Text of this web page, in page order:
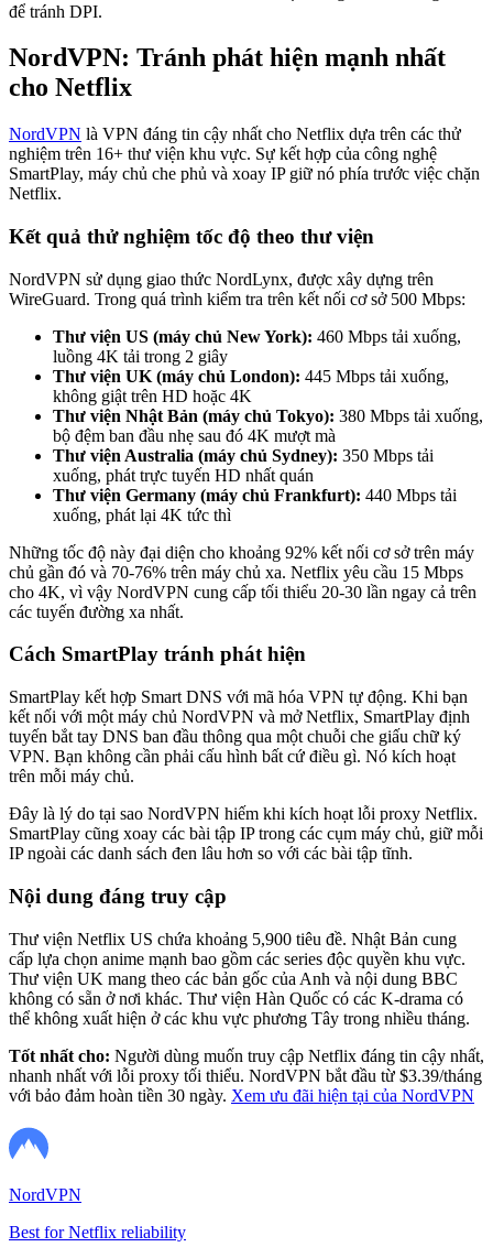
để tránh DPI.
NordVPN: Tránh phát hiện mạnh nhất
cho Netflix
NordVPN là VPN đáng tin cậy nhất cho Netflix dựa trên các thử
nghiệm trên 16+ thư viện khu vực. Sự kết hợp của công nghệ
SmartPlay, máy chủ che phủ và xoay IP giữ nó phía trước việc chặn
Netflix.
Kết quả thử nghiệm tốc độ theo thư viện
NordVPN sử dụng giao thức NordLynx, được xây dựng trên
WireGuard. Trong quá trình kiểm tra trên kết nối cơ sở 500 Mbps:
Thư viện US (máy chủ New York): 460 Mbps tải xuống,
luồng 4K tải trong 2 giây
Thư viện UK (máy chủ London): 445 Mbps tải xuống,
không giật trên HD hoặc 4K
Thư viện Nhật Bản (máy chủ Tokyo): 380 Mbps tải xuống,
bộ đệm ban đầu nhẹ sau đó 4K mượt mà
Thư viện Australia (máy chủ Sydney): 350 Mbps tải
xuống, phát trực tuyến HD nhất quán
Thư viện Germany (máy chủ Frankfurt): 440 Mbps tải
xuống, phát lại 4K tức thì
Những tốc độ này đại diện cho khoảng 92% kết nối cơ sở trên máy
chủ gần đó và 70-76% trên máy chủ xa. Netflix yêu cầu 15 Mbps
cho 4K, vì vậy NordVPN cung cấp tối thiểu 20-30 lần ngay cả trên
các tuyến đường xa nhất.
Cách SmartPlay tránh phát hiện
SmartPlay kết hợp Smart DNS với mã hóa VPN tự động. Khi bạn
kết nối với một máy chủ NordVPN và mở Netflix, SmartPlay định
tuyến bắt tay DNS ban đầu thông qua một chuỗi che giấu chữ ký
VPN. Bạn không cần phải cấu hình bất cứ điều gì. Nó kích hoạt
trên mỗi máy chủ.
Đây là lý do tại sao NordVPN hiếm khi kích hoạt lỗi proxy Netflix.
SmartPlay cũng xoay các bài tập IP trong các cụm máy chủ, giữ mỗi
IP ngoài các danh sách đen lâu hơn so với các bài tập tĩnh.
Nội dung đáng truy cập
Thư viện Netflix US chứa khoảng 5,900 tiêu đề. Nhật Bản cung
cấp lựa chọn anime mạnh bao gồm các series độc quyền khu vực.
Thư viện UK mang theo các bản gốc của Anh và nội dung BBC
không có sẵn ở nơi khác. Thư viện Hàn Quốc có các K-drama có
thể không xuất hiện ở các khu vực phương Tây trong nhiều tháng.
Tốt nhất cho: Người dùng muốn truy cập Netflix đáng tin cậy nhất,
nhanh nhất với lỗi proxy tối thiểu. NordVPN bắt đầu từ $3.39/tháng
với bảo đảm hoàn tiền 30 ngày. Xem ưu đãi hiện tại của NordVPN
NordVPN
Best for Netflix reliability